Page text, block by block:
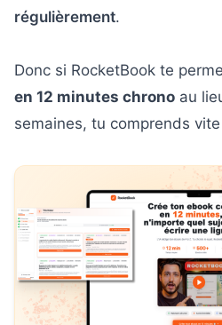
régulièrement.
Donc si RocketBook te
en 12 minutes chrono au
semaines, tu comprends vite